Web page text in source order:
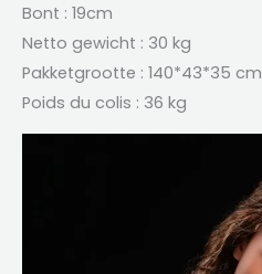
Bont : 19cm
Netto gewicht : 30 kg
Pakketgrootte : 140*43*35 cm
Poids du colis : 36 kg